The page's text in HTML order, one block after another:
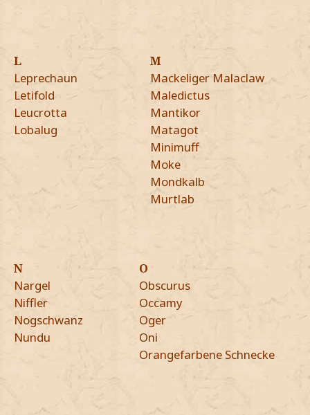
L
Leprechaun
Letifold
Leucrotta
Lobalug
M
Mackeliger Malaclaw
Maledictus
Mantikor
Matagot
Minimuff
Moke
Mondkalb
Murtlab
N
Nargel
Niffler
Nogschwanz
Nundu
O
Obscurus
Occamy
Oger
Oni
Orangefarbene Schnecke